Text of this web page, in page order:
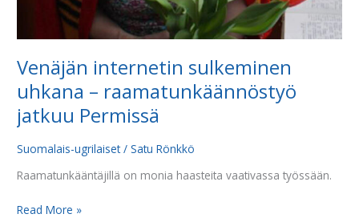
Venäjän internetin sulkeminen
uhkana – raamatunkäännöstyö
jatkuu Permissä
Suomalais-ugrilaiset/Satu Rönkkö
Raamatunkääntäjillä on monia haasteita vaativassa työssään.
Read More »